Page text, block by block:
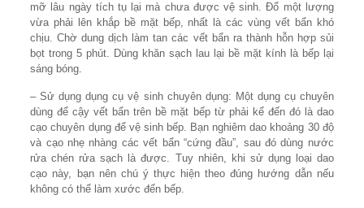
mỡ lâu ngày tích tụ lại mà chưa được vệ sinh. Đổ một lượng
vừa phải lên khắp bề mặt bếp, nhất là các vùng vết bẩn khó
chịu. Chờ dung dịch làm tan các vết bẩn ra thành hỗn hợp sủi
bọt trong 5 phút. Dùng khăn sạch lau lại bề mặt kính là bếp lại
sáng bóng.
– Sử dụng dụng cụ vệ sinh chuyên dụng: Một dụng cụ chuyên
dùng để cậy vết bẩn trên bề mặt bếp từ phải kể đến đó là dao
cạo chuyên dụng để vệ sinh bếp. Bạn nghiêm dao khoảng 30 độ
và cạo nhẹ nhàng các vết bẩn “cứng đầu”, sau đó dùng nước
rửa chén rửa sạch là được. Tuy nhiên, khi sử dụng loại dao
cạo này, bạn nên chú ý thực hiện theo đúng hướng dẫn nếu
không có thể làm xước đến bếp.